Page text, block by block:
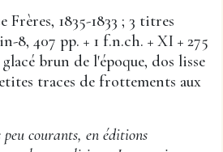
Frères, 1835-1833 ; 3 titres
8, 407 pp. + 1 f.n.ch. + XI + 275
brun de l'époque, dos lisse
traces de frottements aux
courants, en éditions